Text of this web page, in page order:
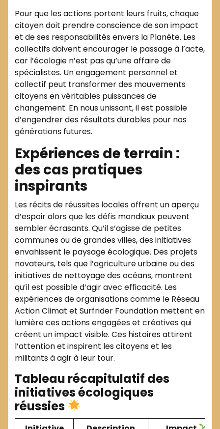
Pour que les actions portent leurs fruits, chaque
citoyen doit prendre conscience de son impact
et de ses responsabilités envers la Planète. Les
collectifs doivent encourager le passage à l’acte,
car l’écologie n’est pas qu’une affaire de
spécialistes. Un engagement personnel et
collectif peut transformer des mouvements
citoyens en véritables puissances de
changement. En nous unissant, il est possible
d’engendrer des résultats durables pour nos
générations futures.
Expériences de terrain :
des cas pratiques
inspirants
Les récits de réussites locales offrent un aperçu
d’espoir alors que les défis mondiaux peuvent
sembler écrasants. Qu’il s’agisse de petites
communes ou de grandes villes, des initiatives
envahissent le paysage écologique. Des projets
novateurs, tels que l’agriculture urbaine ou des
initiatives de nettoyage des océans, montrent
qu’il est possible d’agir avec efficacité. Les
expériences de organisations comme le Réseau
Action Climat et Surfrider Foundation mettent en
lumière ces actions engagées et créatives qui
créent un impact visible. Ces histoires attirent
l’attention et inspirent les citoyens et les
militants à agir à leur tour.
Tableau récapitulatif des
initiatives écologiques
réussies